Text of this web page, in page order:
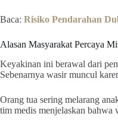
Baca: Risiko Pendarahan
Alasan Masyarakat Percaya
Keyakinan ini berawal dari
Sebenarnya wasir muncul
Orang tua sering melarang
tim medis menjelaskan bahwa